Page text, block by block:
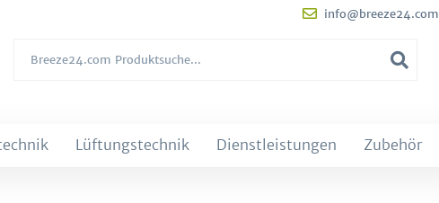
info@breeze24.com
Lüftungstechnik Dienstleistungen Zubehör